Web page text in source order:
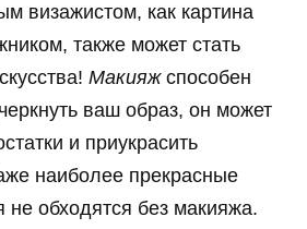
визажистом, как картина
также может стать
Макияжспособен
ваш образ, он может
и приукрасить
наиболее прекрасные
обходятся без макияжа.